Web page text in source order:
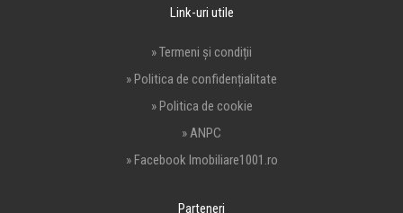
Link-uri utile
» Termeni și condiții
» Politica de confidențialitate
» Politica de cookie
» ANPC
» Facebook Imobiliare1001.ro
Parteneri